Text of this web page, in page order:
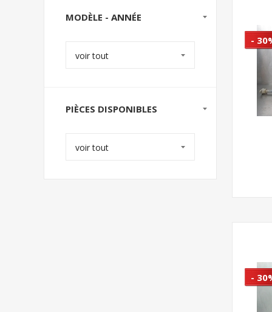
-
-
MODÈLE - ANNÉE
voir tout
PIÈCES DISPONIBLES
voir tout